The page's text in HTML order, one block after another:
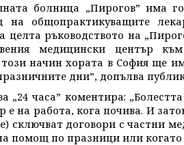
болница „Пирогов” има
на общопрактикуващите
целта ръководството на
медицински център
начин хората в София ще
дни”, допълва
„24 часа” коментира:
е на работа, кога почива. И
сключват договори с частни
помощ по празници или когато